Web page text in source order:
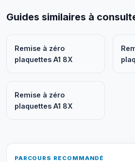
Guides similaires à
Remise à zéro
plaquettes A1 8X
Remise à zéro
plaquettes A1 8X
PARCOURS RECOMMANDÉ